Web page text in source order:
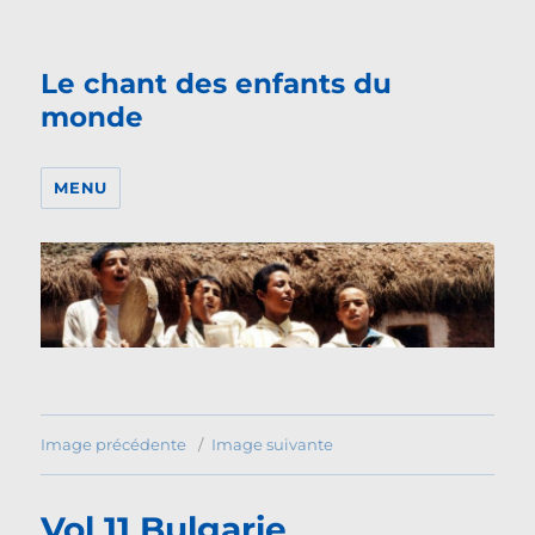
Le chant des enfants du
monde
MENU
Image précédente Image suivante